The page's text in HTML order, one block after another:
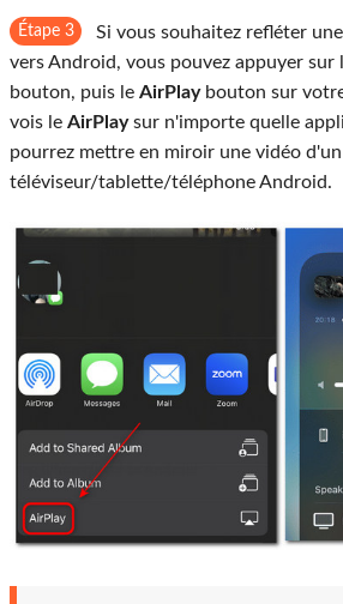
Étape 3
Si vous souhaitez refléter
vers Android, vous pouvez appuyer sur
bouton, puis le AirPlaybouton sur
vois le AirPlaysur n'importe quelle
pourrez mettre en miroir une vidéo
téléviseur/tablette/téléphone Android.